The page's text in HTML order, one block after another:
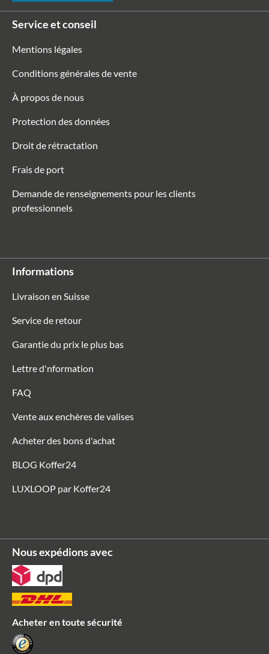
Service et conseil
Mentions légales
Conditions générales de vente
À propos de nous
Protection des données
Droit de rétractation
Frais de port
Demande de renseignements pour les clients
professionnels
Informations
Livraison en Suisse
Service de retour
Garantie du prix le plus bas
Lettre d'nformation
FAQ
Vente aux enchères de valises
Acheter des bons d'achat
BLOG Koffer24
LUXLOOP par Koffer24
Nous expédions avec
Acheter en toute sécurité